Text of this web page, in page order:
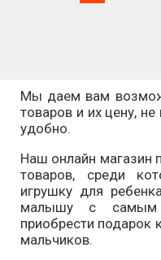
Мы даем вам
товаров и их цену,
удобно.
Наш онлайн магазин
товаров, среди
игрушку для
малышу с самым
приобрести подарок
мальчиков.